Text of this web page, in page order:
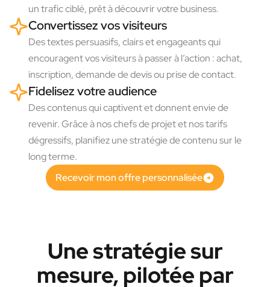
un trafic ciblé, prêt à découvrir votre business.
Convertissez vos visiteurs
Des textes persuasifs, clairs et engageants qui
encouragent vos visiteurs à passer à l’action : achat,
inscription, demande de devis ou prise de contact.
Fidelisez votre audience
Des contenus qui captivent et donnent envie de
revenir. Grâce à nos chefs de projet et nos tarifs
dégressifs, planifiez une stratégie de contenu sur le
long terme.
Recevoir mon offre personnalisée
Une stratégie sur
mesure, pilotée par